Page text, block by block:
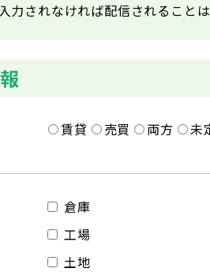
力されなければ配信されることは
賃貸 売買 両方 未
倉庫
工場
土地